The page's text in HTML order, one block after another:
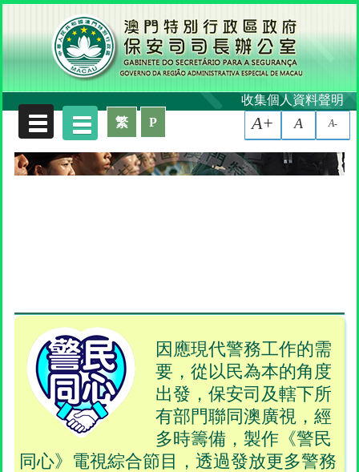
收集個人資料聲明
A-
A
A+
繁 P
因應現代警務工作的需
要，從以民為本的角度
出發，保安司及轄下所
有部門聯同澳廣視，經
多時籌備，製作《警民
同心》電視綜合節目，透過發放更多警務